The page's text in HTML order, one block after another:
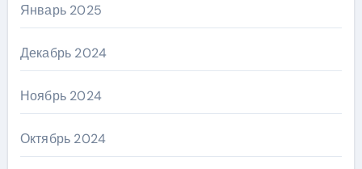
Январь 2025
Декабрь 2024
Ноябрь 2024
Октябрь 2024